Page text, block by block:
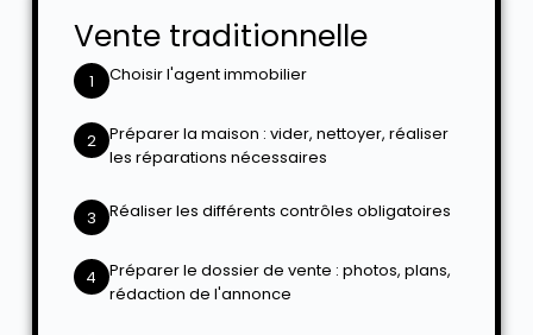
Vente traditionnelle
1 Choisir l'agent immobilier
2 Préparer la maison : vider, nettoyer, réaliser
les réparations nécessaires
3 Réaliser les différents contrôles obligatoires
4
Préparer le dossier de vente : photos, plans,
rédaction de l'annonce